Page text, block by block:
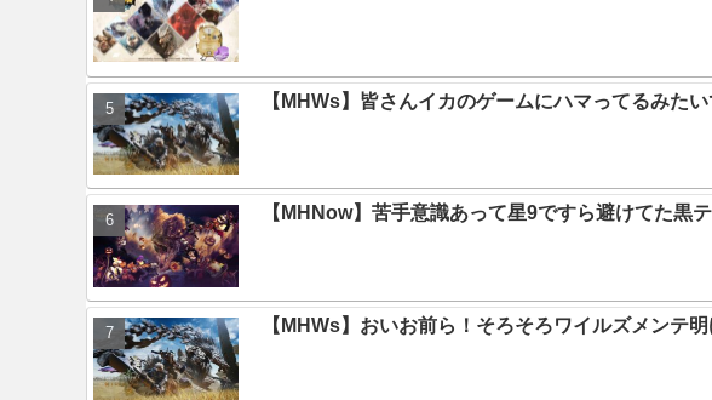
【MHWs】皆さんイカのゲームにハマってるみた
【MHNow】苦手意識あって星9ですら避けてた黒
【MHWs】おいお前ら！そろそろワイルズメンテ